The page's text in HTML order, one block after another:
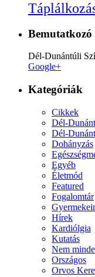
Bemutatkozó
Dél-Dunántúli
Google+
Kategóriák
Cikkek
Dél-
Dél-
Dohányzás
Egyéb
Életmód
Featured
Fogalomtár
Hírek
Kardiólgia
Kutatás
Nem
Országos
Orvos